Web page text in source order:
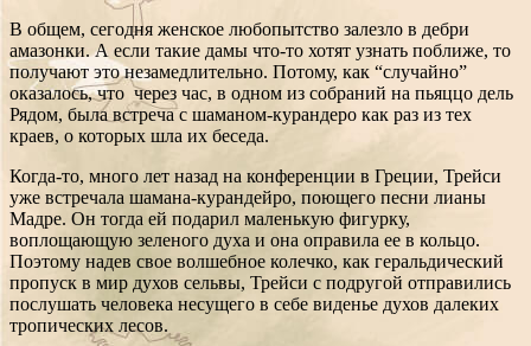
В общем, сегодня женское любопытство залезло в дебри
амазонки. А если такие дамы что-то хотят узнать поближе, то
получают это незамедлительно. Потому, как “случайно”
оказалось, что через час, в одном из собраний на пьяццо дель
Рядом, была встреча с шаманом-курандеро как раз из тех
краев, о которых шла их беседа.
Когда-то, много лет назад на конференции в Греции, Трейси
уже встречала шамана-курандейро, поющего песни лианы
Мадре. Он тогда ей подарил маленькую фигурку,
воплощающую зеленого духа и она оправила ее в кольцо.
Поэтому надев свое волшебное колечко, как геральдический
пропуск в мир духов сельвы, Трейси с подругой отправились
послушать человека несущего в себе виденье духов далеких
тропических лесов.